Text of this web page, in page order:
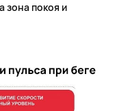
зона покоя и